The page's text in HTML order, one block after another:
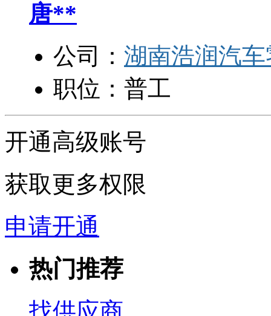
唐**
公司： 湖南浩润汽
职位： 普工
开通高级账号
获取更多权限
申请开通
热门推荐